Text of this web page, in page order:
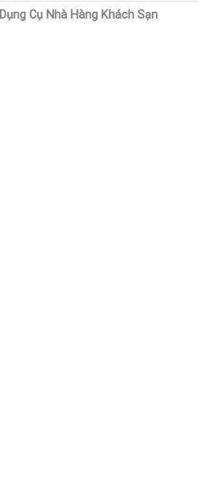
Dụng Cụ Nhà Hàng Khách Sạn